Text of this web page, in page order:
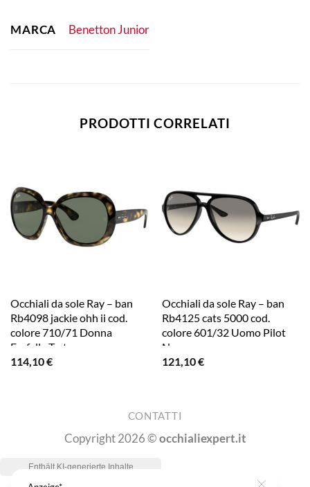
MARCA Benetton Junior
PRODOTTI CORRELATI
Occhiali da sole Ray – ban
Rb4098 jackie ohh ii cod.
colore 710/71 Donna
Farfalla Tartaruga
114,10€
Occhiali da sole Ray – ban
Rb4125 cats 5000 cod.
colore 601/32 Uomo Pilot
Nero
121,10€
CONTATTI
Copyright 2026 ©occhialiexpert.it